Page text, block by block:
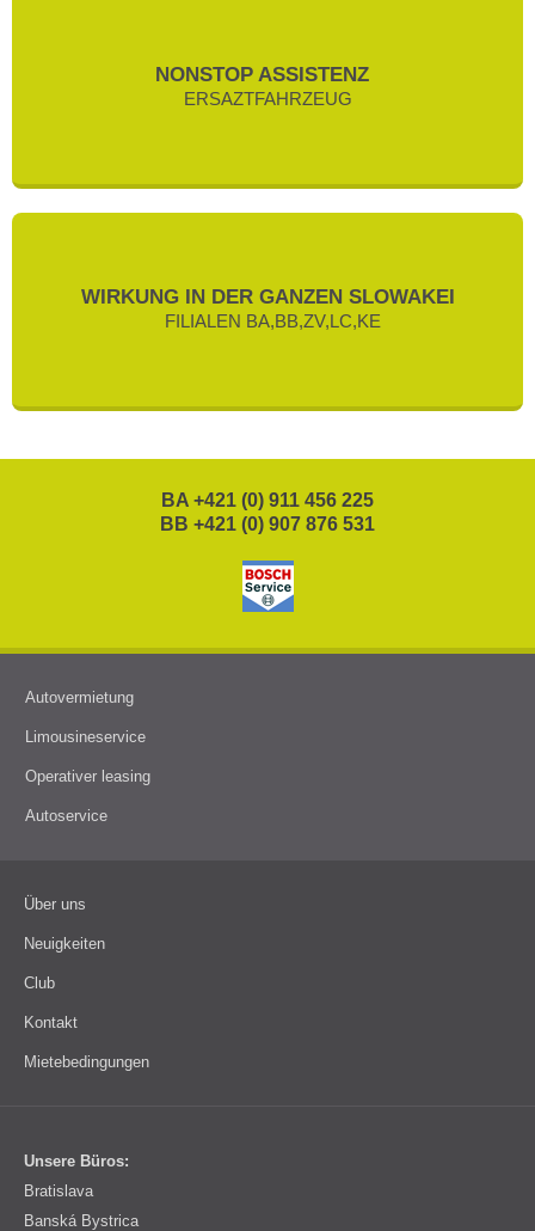
NONSTOP ASSISTENZ
ERSAZTFAHRZEUG
WIRKUNG IN DER GANZEN SLOWAKEI
FILIALEN BA,BB,ZV,LC,KE
BA +421 (0) 911 456 225
BB +421 (0) 907 876 531
Autovermietung
Limousineservice
Operativer leasing
Autoservice
Über uns
Neuigkeiten
Club
Kontakt
Mietebedingungen
Unsere Büros:
Bratislava
Banská Bystrica